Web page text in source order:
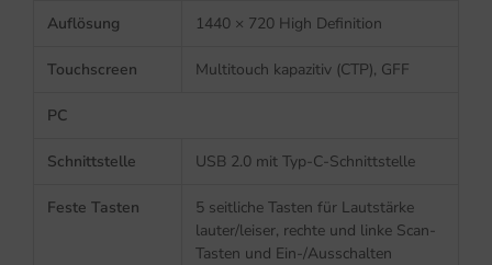
Auflösung 1440 × 720 High Definition
Touchscreen Multitouch kapazitiv (CTP), GFF
PC
Schnittstelle USB 2.0 mit Typ-C-Schnittstelle
Feste Tasten
5 seitliche Tasten für Lautstärke
lauter/leiser, rechte und linke Scan-
Tasten und Ein-/Ausschalten